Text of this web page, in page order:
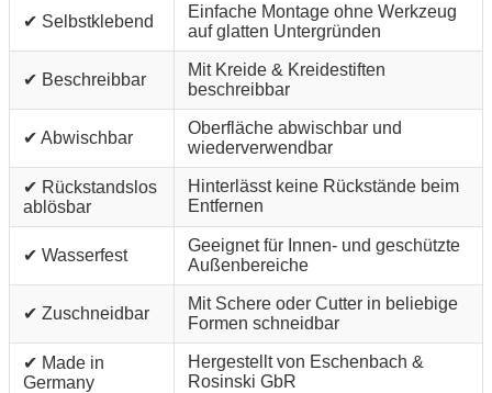
✔ Selbstklebend
Einfache Montage ohne Werkzeug
auf glatten Untergründen
✔ Beschreibbar
Mit Kreide & Kreidestiften
beschreibbar
✔ Abwischbar
Oberfläche abwischbar und
wiederverwendbar
✔ Rückstandslos
ablösbar
Hinterlässt keine Rückstände beim
Entfernen
✔ Wasserfest
Geeignet für Innen- und geschützte
Außenbereiche
✔ Zuschneidbar
Mit Schere oder Cutter in beliebige
Formen schneidbar
✔ Made in
Germany
Hergestellt von Eschenbach &
Rosinski GbR